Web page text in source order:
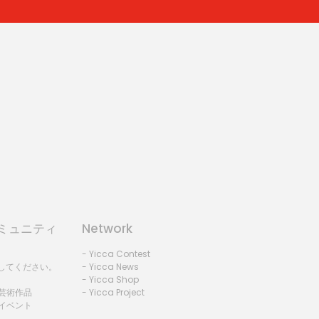
ュニティ
ください。
術作品
ベント
Network
- Yicca Contest
- Yicca News
- Yicca Shop
- Yicca Project